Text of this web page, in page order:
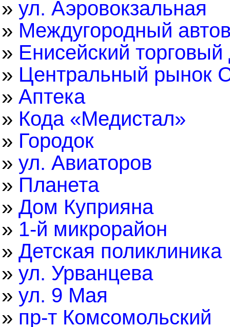
» ул. Аэровокзальная
» Междугородный
» Енисейский
» Центральный рынок
» Аптека
» Кода «Медистал»
» Городок
» ул. Авиаторов
» Планета
» Дом Куприяна
» 1-й микрорайон
» Детская поликлиника
» ул. Урванцева
» ул. 9 Мая
» пр-т Комсомольский